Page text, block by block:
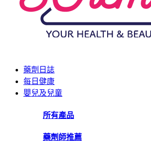
藥劑日誌
每日健康
嬰兒及兒童
所有產品
藥劑師推薦